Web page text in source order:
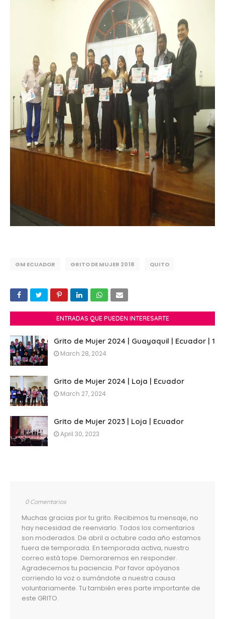
GM ECUADOR GRITO DE MUJER 2018 QUITO
ENTRADAS QUE PUEDEN INTERESARTE
Grito de Mujer 2024 | Guayaquil | Ecuador | 1
March 28, 2024
Grito de Mujer 2024 | Loja | Ecuador
March 27, 2024
Grito de Mujer 2023 | Loja | Ecuador
April 30, 2023
0 Comentarios
Muchas gracias por tu grito. Recibimos tu mensaje, no
hay necesidad de reenviarlo. Todos los comentarios
son moderados. De abril a octubre cada año estamos
fuera de temporada. En temporada activa, nuestro
correo está tope. Demoraremos en responder.
Agradecemos tu paciencia. Por favor apóyanos
corriendo la voz o sumándote a nuestra causa
voluntariamente. Tu también eres parte importante de
este GRITO.